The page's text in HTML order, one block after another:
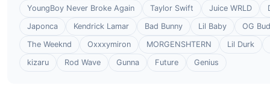
YoungBoy Never Broke Again
Taylor Swift Juice WRLD
Japonca
Kendrick Lamar Bad Bunny Lil Baby
OG
The Weeknd
Oxxxymiron MORGENSHTERN
Lil Durk
kizaru
Rod Wave Gunna Future Genius